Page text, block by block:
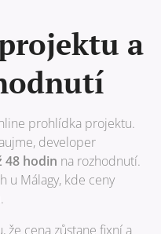
a
prohlídka projektu.
developer
48 hodin na rozhodnutí.
u Málagy, kde ceny
že cena zůstane fixní a